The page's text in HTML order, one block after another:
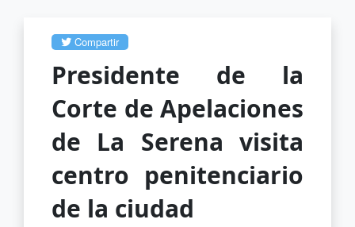
Compartir
Presidente de la
Corte de Apelaciones
de La Serena visita
centro penitenciario
de la ciudad